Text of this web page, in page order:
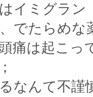
イミグラン
でたらめ
痛は起こ
なんて不謹